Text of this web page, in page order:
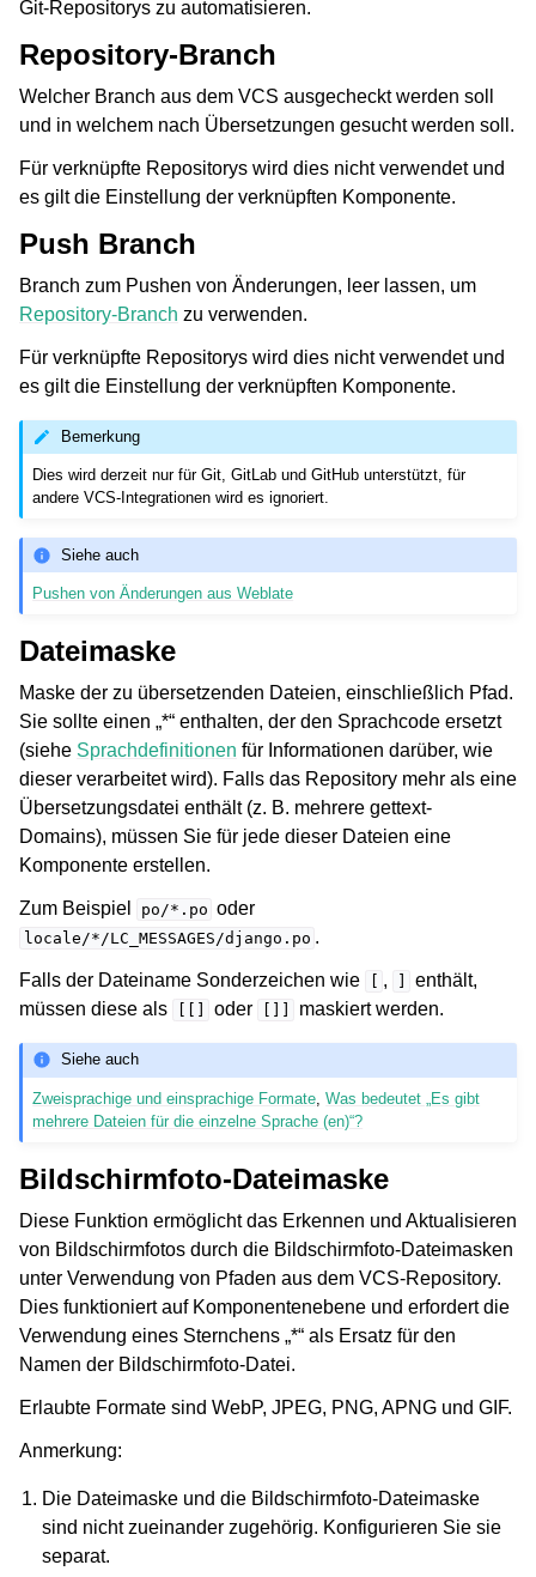
Git-Repositorys zu automatisieren.
Repository-Branch
Welcher Branch aus dem VCS ausgecheckt werden soll
und in welchem nach Übersetzungen gesucht werden soll.
Für verknüpfte Repositorys wird dies nicht verwendet und
es gilt die Einstellung der verknüpften Komponente.
Push Branch
Branch zum Pushen von Änderungen, leer lassen, um
Repository-Branch zu verwenden.
Für verknüpfte Repositorys wird dies nicht verwendet und
es gilt die Einstellung der verknüpften Komponente.
Bemerkung
Dies wird derzeit nur für Git, GitLab und GitHub unterstützt, für
andere VCS-Integrationen wird es ignoriert.
Siehe auch
Pushen von Änderungen aus Weblate
Dateimaske
Maske der zu übersetzenden Dateien, einschließlich Pfad.
Sie sollte einen „*“ enthalten, der den Sprachcode ersetzt
(siehe Sprachdefinitionen für Informationen darüber, wie
dieser verarbeitet wird). Falls das Repository mehr als eine
Übersetzungsdatei enthält (z. B. mehrere gettext-
Domains), müssen Sie für jede dieser Dateien eine
Komponente erstellen.
Zum Beispiel po/*.po oder
locale/*/LC_MESSAGES/django.po .
Falls der Dateiname Sonderzeichen wie ,
enthält,
müssen diese als
oder maskiert werden.
Siehe auch
Zweisprachige und einsprachige Formate ,Was bedeutet „Es gibt
mehrere Dateien für die einzelne Sprache (en)“?
Bildschirmfoto-Dateimaske
Diese Funktion ermöglicht das Erkennen und Aktualisieren
von Bildschirmfotos durch die Bildschirmfoto-Dateimasken
unter Verwendung von Pfaden aus dem VCS-Repository.
Dies funktioniert auf Komponentenebene und erfordert die
Verwendung eines Sternchens „*“ als Ersatz für den
Namen der Bildschirmfoto-Datei.
Erlaubte Formate sind WebP, JPEG, PNG, APNG und GIF.
Anmerkung:
Die Dateimaske und die Bildschirmfoto-Dateimaske
sind nicht zueinander zugehörig. Konfigurieren Sie sie
separat.